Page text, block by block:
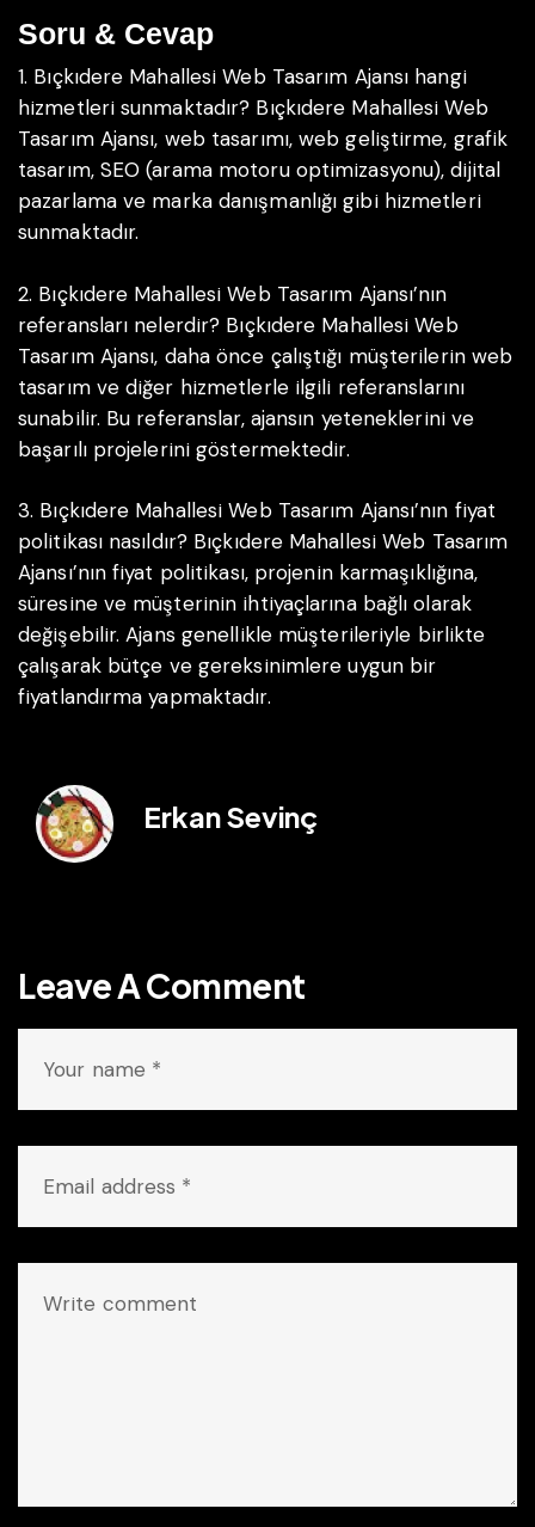
Soru & Cevap
1. Bıçkıdere Mahallesi Web Tasarım Ajansı hangi
hizmetleri sunmaktadır? Bıçkıdere Mahallesi Web
Tasarım Ajansı, web tasarımı, web geliştirme, grafik
tasarım, SEO (arama motoru optimizasyonu), dijital
pazarlama ve marka danışmanlığı gibi hizmetleri
sunmaktadır.
2. Bıçkıdere Mahallesi Web Tasarım Ajansı’nın
referansları nelerdir? Bıçkıdere Mahallesi Web
Tasarım Ajansı, daha önce çalıştığı müşterilerin web
tasarım ve diğer hizmetlerle ilgili referanslarını
sunabilir. Bu referanslar, ajansın yeteneklerini ve
başarılı projelerini göstermektedir.
3. Bıçkıdere Mahallesi Web Tasarım Ajansı’nın fiyat
politikası nasıldır? Bıçkıdere Mahallesi Web Tasarım
Ajansı’nın fiyat politikası, projenin karmaşıklığına,
süresine ve müşterinin ihtiyaçlarına bağlı olarak
değişebilir. Ajans genellikle müşterileriyle birlikte
çalışarak bütçe ve gereksinimlere uygun bir
fiyatlandırma yapmaktadır.
Erkan Sevinç
Leave A Comment